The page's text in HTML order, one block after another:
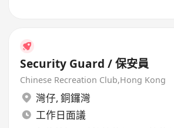
Security Guard / 保安員
Chinese Recreation Club,Hong Kong
灣仔, 銅鑼灣
工作日面議